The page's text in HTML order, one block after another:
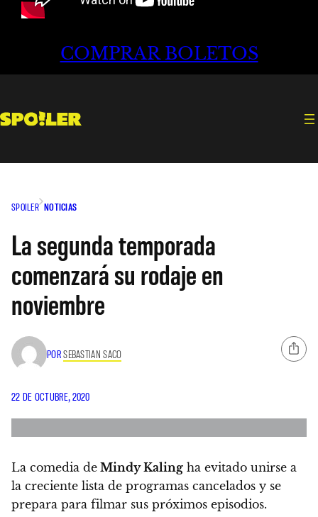
COMPRAR BOLETOS
SPOILER NOTICIAS
La segunda temporada
comenzará su rodaje en
noviembre
PORSEBASTIAN SACO
22 DE OCTUBRE, 2020
La comedia de Mindy Kaling ha evitado unirse a
la creciente lista de programas cancelados y se
prepara para filmar sus próximos episodios.